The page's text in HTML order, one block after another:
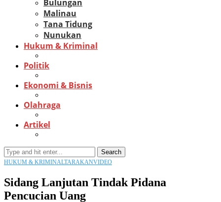
Bulungan
Malinau
Tana Tidung
Nunukan
Hukum & Kriminal
Politik
Ekonomi & Bisnis
Olahraga
Artikel
Search
HUKUM & KRIMINALTARAKANVIDEO
Sidang Lanjutan Tindak Pidana
Pencucian Uang